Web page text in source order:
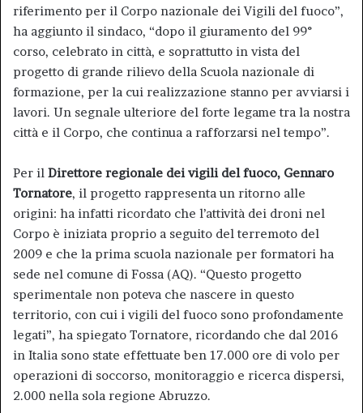
riferimento per il Corpo nazionale dei Vigili del fuoco”,
ha aggiunto il sindaco, “dopo il giuramento del 99°
corso, celebrato in città, e soprattutto in vista del
progetto di grande rilievo della Scuola nazionale di
formazione, per la cui realizzazione stanno per avviarsi i
lavori. Un segnale ulteriore del forte legame tra la nostra
città e il Corpo, che continua a rafforzarsi nel tempo”.
Per il Direttore regionale dei vigili del fuoco, Gennaro
Tornatore, il progetto rappresenta un ritorno alle
origini: ha infatti ricordato che l’attività dei droni nel
Corpo è iniziata proprio a seguito del terremoto del
2009 e che la prima scuola nazionale per formatori ha
sede nel comune di Fossa (AQ). “Questo progetto
sperimentale non poteva che nascere in questo
territorio, con cui i vigili del fuoco sono profondamente
legati”, ha spiegato Tornatore, ricordando che dal 2016
in Italia sono state effettuate ben 17.000 ore di volo per
operazioni di soccorso, monitoraggio e ricerca dispersi,
2.000 nella sola regione Abruzzo.